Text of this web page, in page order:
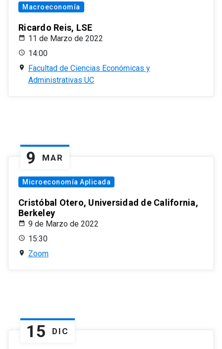
Macroeconomía
Ricardo Reis, LSE
11 de Marzo de 2022
14:00
Facultad de Ciencias Económicas y
Administrativas UC
9 MAR
Microeconomía Aplicada
Cristóbal Otero, Universidad de California,
Berkeley
9 de Marzo de 2022
15:30
Zoom
15 DIC